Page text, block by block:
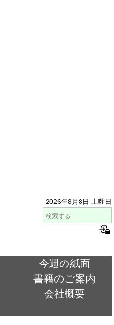
2026年8月8日 土曜日
今週の紙面
書籍のご案内
会社概要